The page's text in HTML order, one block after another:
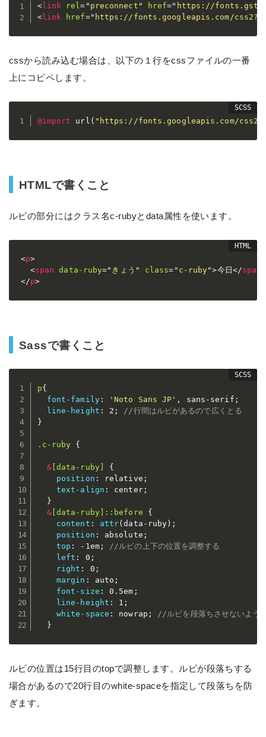
<link rel= " preconnect " href=" https://
<link href=" https://fonts.googleapis.com/
cssから読み込む場合は、以下の１行をcssファイルの一番
上にコピペします。
@import url ( "https://fonts.googleapis.com/
HTMLで書くこと
ルビの部分にはクラス名c-rubyとdata属性を使います。
<p>
<span data-ruby=" きょう " class= " c-ruby">今日 </span
</p>
Sassで書くこと
p{
font-family: 'Noto Sans JP' , sans-serif ;
line-height : 2 ;
//行間はルビがあるので広くとる
}
.c-ruby {
&[data-ruby] {
position : relative ;
text-align : center;
}
&[data-ruby]::before {
content : attr(data-ruby ) ;
position : absolute ;
top : -1em;
//ルビの上下の位置を調整する
left : 0 ;
right : 0 ;
margin : auto ;
font-size : 0.5em ;
line-height : 1 ;
white-space : nowrap ;
//ルビを段落ちさせないよう
}
ルビの位置は15行目のtopで調整します。ルビが段落ちする
場合があるので20行目のwhite-spaceを指定して段落ちを防
ぎます。